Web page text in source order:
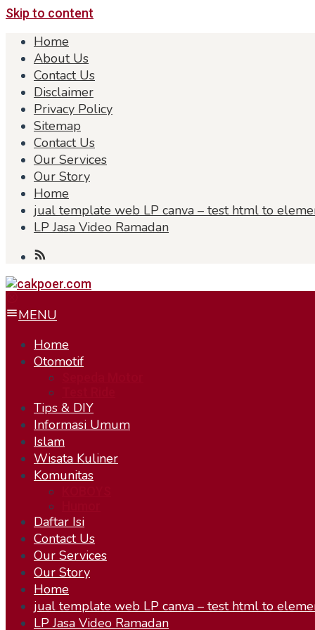
Skip to content
Home
About Us
Contact Us
Disclaimer
Privacy Policy
Sitemap
Contact Us
Our Services
Our Story
Home
jual template web LP canva – test html to
LP Jasa Video Ramadan
MENU
Home
Otomotif
Tips & DIY
Informasi Umum
Islam
Wisata Kuliner
Komunitas
Daftar Isi
Contact Us
Our Services
Our Story
Home
jual template web LP canva – test html to
LP Jasa Video Ramadan